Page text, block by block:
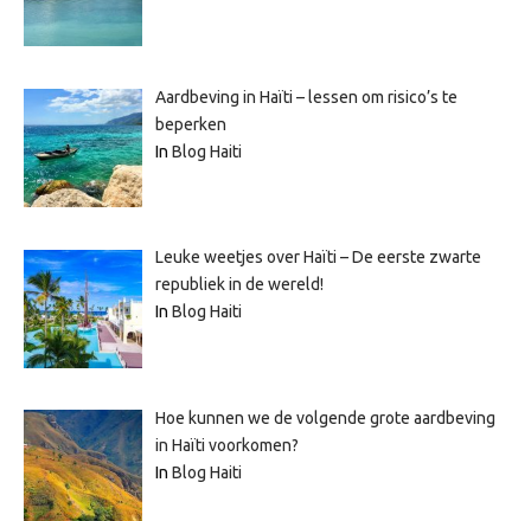
Aardbeving in Haïti – lessen om risico’s te
beperken
In Blog Haiti
Leuke weetjes over Haïti – De eerste zwarte
republiek in de wereld!
In Blog Haiti
Hoe kunnen we de volgende grote aardbeving
in Haïti voorkomen?
In Blog Haiti